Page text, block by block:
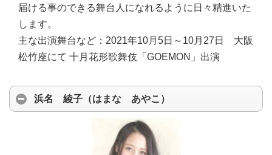
届ける事のできる舞台人になれるように日々精進いた
します。
主な出演舞台など： 2021年10月5日～10月27日 大阪
松竹座にて 十月花形歌舞伎「GOEMON」出演
浜名 綾子（はまな あやこ）